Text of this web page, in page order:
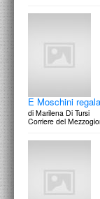
E Moschini
di Marilena Di Tursi
Corriere del